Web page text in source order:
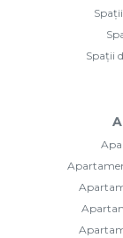
Spații